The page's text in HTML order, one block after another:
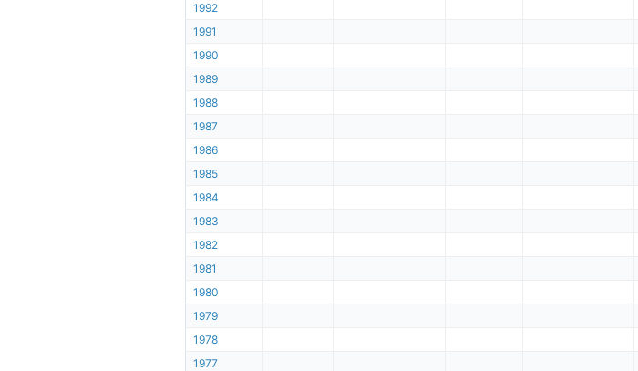
1992
1991
1990
1989
1988
1987
1986
1985
1984
1983
1982
1981
1980
1979
1978
1977